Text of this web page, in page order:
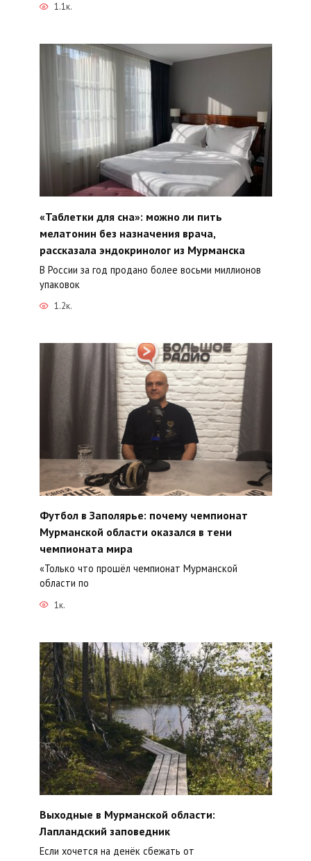
1.1к.
«Таблетки для сна»: можно ли пить
мелатонин без назначения врача,
рассказала эндокринолог из Мурманска
В России за год продано более восьми миллионов
упаковок
1.2к.
Футбол в Заполярье: почему чемпионат
Мурманской области оказался в тени
чемпионата мира
«Только что прошёл чемпионат Мурманской
области по
1к.
Выходные в Мурманской области:
Лапландский заповедник
Если хочется на денёк сбежать от